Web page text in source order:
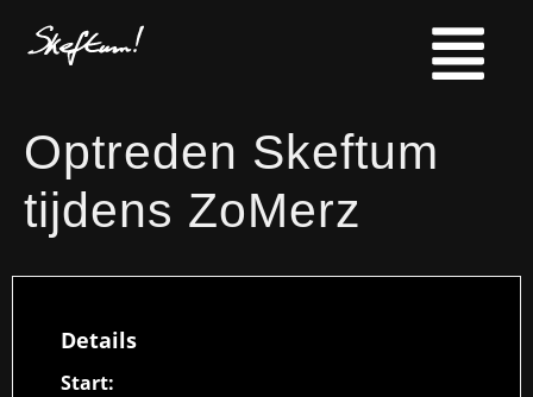
Optreden Skeftum
tijdens ZoMerz
Details
Start: